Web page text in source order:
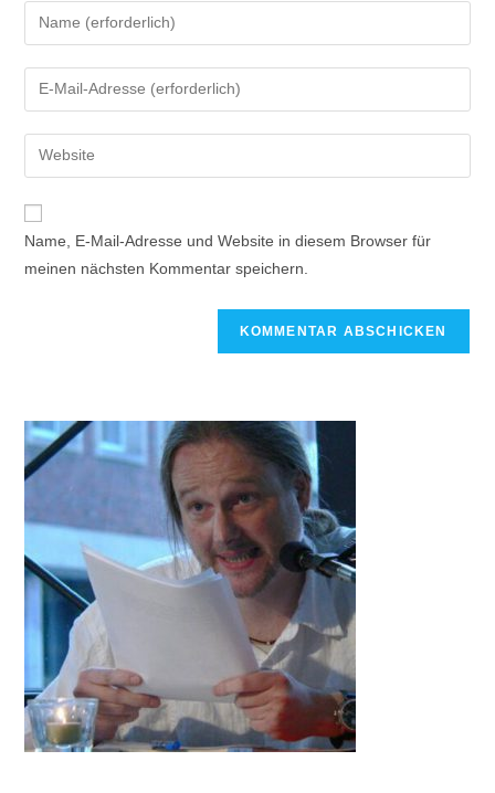
Name, E-Mail-Adresse und Website in diesem Browser für
meinen nächsten Kommentar speichern.